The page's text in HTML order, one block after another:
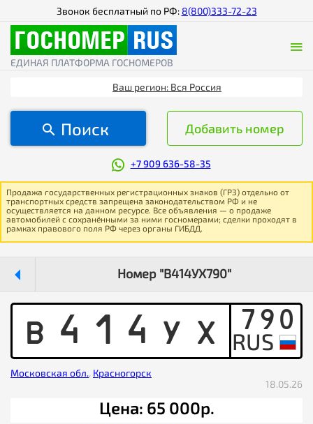
Звонок бесплатный по РФ: 8(800)333-72-23
ЕДИНАЯ ПЛАТФОРМА ГОСНОМЕРОВ
Ваш регион: Вся Россия
Поиск Добавить номер
+7 909 636-58-35
Продажа государственных регистрационных знаков (ГРЗ) отдельно от
транспортных средств запрещена законодательством РФ и не
осуществляется на данном ресурсе. Все объявления — о продаже
автомобилей с сохранёнными за ними госномерами; сделки проходят в
рамках правового поля РФ через органы ГИБДД.
Номер "В414УХ790"
B 4 1 4 Y X 790
Московская обл., Красногорск
18.05.26
Цена: 65 000р.